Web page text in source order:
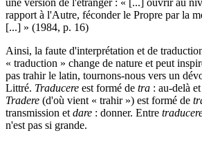
une version de l'étranger : « [...] ouvrir au
rapport à l'Autre, féconder le Propre par la
[...] » (1984, p. 16)
Ainsi, la faute d'interprétation et de
« traduction » change de nature et peut
pas trahir le latin, tournons-nous vers un
Littré. Traducere est formé de tra : au-delà et
Tradere (d'où vient « trahir ») est formé de
transmission et dare : donner. Entre
n'est pas si grande.